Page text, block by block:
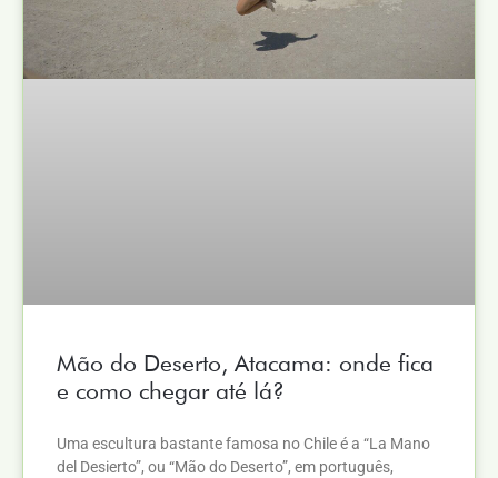
Mão do Deserto, Atacama: onde fica
e como chegar até lá?
Uma escultura bastante famosa no Chile é a “La Mano
del Desierto”, ou “Mão do Deserto”, em português,